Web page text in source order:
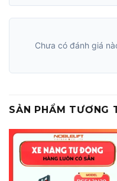
Chưa có đánh giá
SẢN PHẨM TƯƠNG